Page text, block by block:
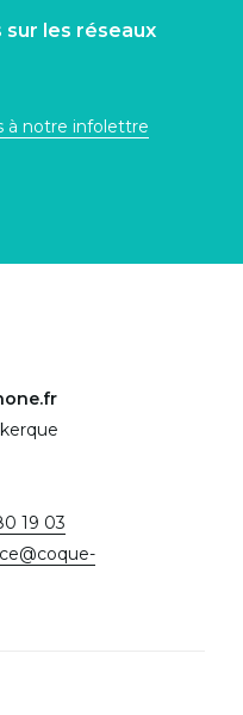
sur les réseaux
à notre infolettre
19 03